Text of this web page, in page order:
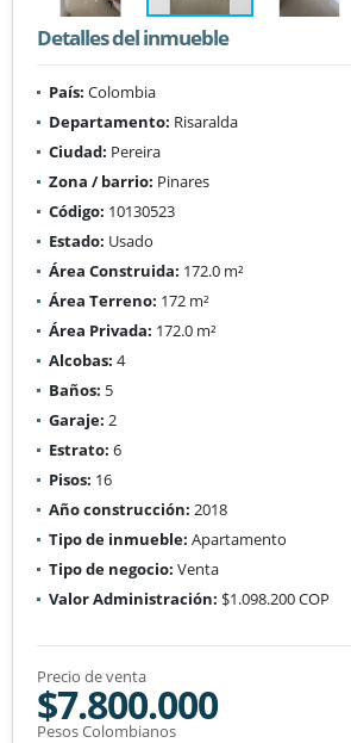
Detalles del inmueble
País: Colombia
Departamento: Risaralda
Ciudad: Pereira
Zona / barrio: Pinares
Código: 10130523
Estado: Usado
Área Construida: 172.0 m²
Área Terreno: 172 m²
Área Privada: 172.0 m²
Alcobas: 4
Baños: 5
Garaje: 2
Estrato: 6
Pisos: 16
Año construcción: 2018
Tipo de inmueble: Apartamento
Tipo de negocio: Venta
Valor Administración: $1.098.200 COP
Precio de venta
$7.800.000
Pesos Colombianos